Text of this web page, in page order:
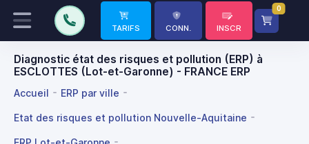
TARIFS CONN. INSCR
0
Diagnostic état des risques et pollution (ERP) à
ESCLOTTES (Lot-et-Garonne) - FRANCE ERP
Accueil ERP par ville
Etat des risques et pollution Nouvelle-Aquitaine